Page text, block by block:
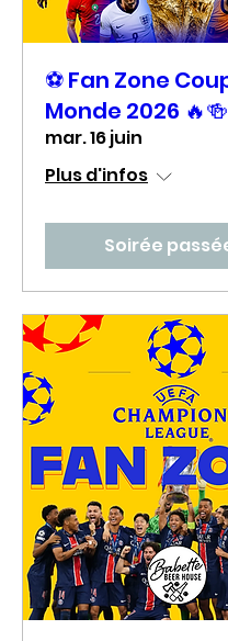
⚽ Fan Zone
Monde 2026 🔥🍻
mar. 16 juin
Plus d'infos
Soirée